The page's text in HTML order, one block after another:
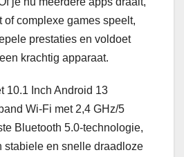
of complexe games speelt,
prestaties en voldoet
krachtig apparaat.
10.1 Inch Android 13
Wi-Fi met 2,4 GHz/5
Bluetooth 5.0-technologie,
stabiele en snelle draadloze